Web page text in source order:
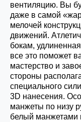
вентиляцию. Вы
даже в самой
мелочей
движений.
бокам,
все это поможет
мастерство и
стороны
специального
3D нанесения.
манжеты по низу
белый манжетами